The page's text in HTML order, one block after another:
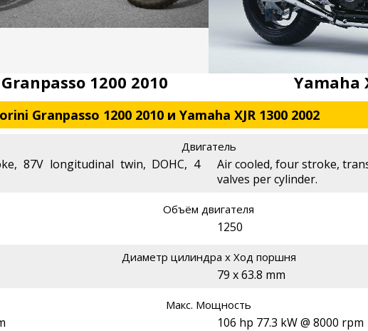
1200 2010 Yamaha
Granpasso 1200 2010 и Yamaha XJR 1300 2002
Двигатель
87V longitudinal twin, DOHC, 4
Air cooled, four stroke,
valves per cylinder.
Объём двигателя
1250
Диаметр цилиндра х Ход поршня
79 x 63.8 mm
Макс. Мощность
106 hp 77.3 kW @ 8000 rpm